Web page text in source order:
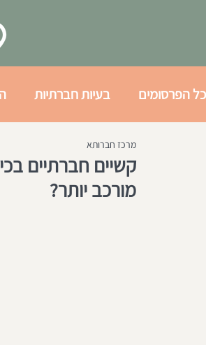
כל הפרסומים בעיות חברתיות
בעיות רגשיות
קשיים חברתיים
מורכב יותר?
מרכז חברותא